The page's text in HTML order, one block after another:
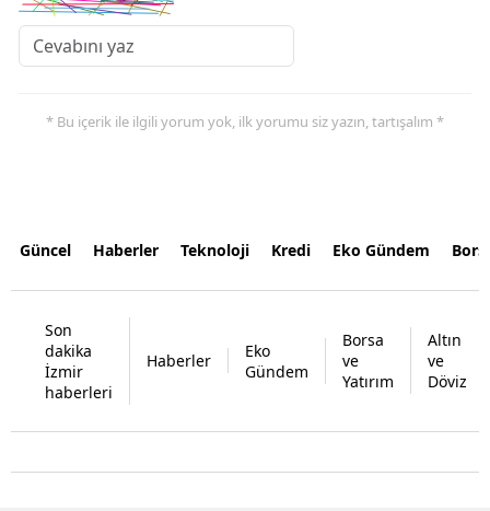
* Bu içerik ile ilgili yorum yok, ilk yorumu siz yazın, tartışalım *
Güncel Haberler Teknoloji Kredi Eko Gündem
Son
dakika
İzmir
haberleri
Haberler
Eko
Gündem
Borsa
ve
Yatırım
Altın
ve
Döviz